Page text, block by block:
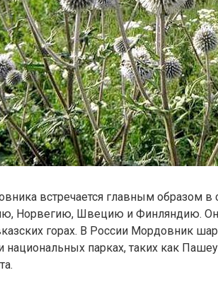
встречается главным образом в
Норвегию, Швецию и Финляндию. Он
горах. В России Мордовник
национальных парках, таких как